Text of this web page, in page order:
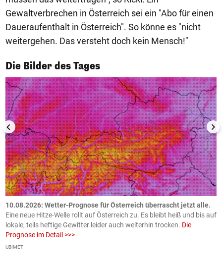
Gewaltverbrechen in Österreich sei ein "Abo für einen
Daueraufenthalt in Österreich". So könne es "nicht
weitergehen. Das versteht doch kein Mensch!"
Die Bilder des Tages
1/50
10.08.2026: Wetter-Prognose für Österreich überrascht jetzt alle.
Eine neue Hitze-Welle rollt auf Österreich zu. Es bleibt heiß und bis auf
lokale, teils heftige Gewitter leider auch weiterhin trocken. Die
Prognose im Detail >>>
UBIMET